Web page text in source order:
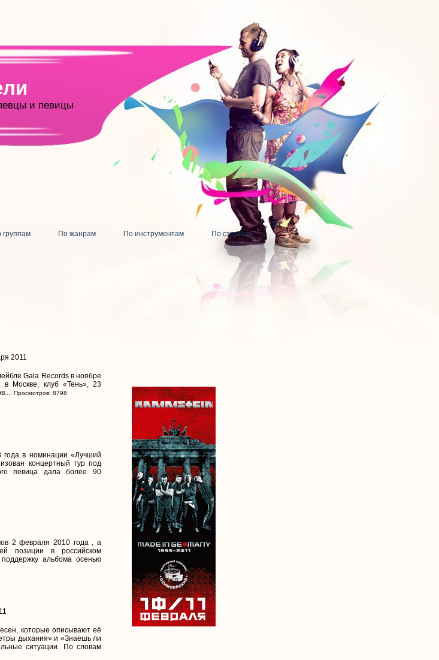
и певицы
группам По жанрам По инструментам
По странам
2011
Gala Records в ноябре
в Москве, клуб «Тень», 23
Просмотров: 8798
года в номинации «Лучший
концертный тур под
певица дала более 90
2 февраля 2010 года , а
позиции в российском
альбома осенью
которые описывают её
дыхания» и «Знаешь ли
ситуации. По словам